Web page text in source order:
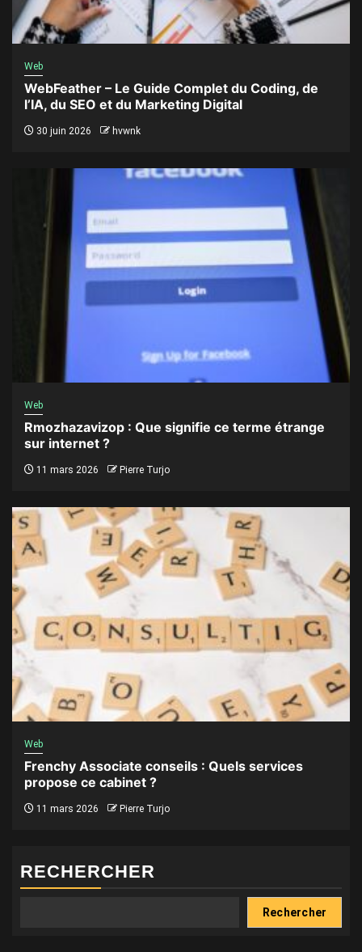
Web
WebFeather – Le Guide Complet du Coding, de
l’IA, du SEO et du Marketing Digital
30 juin 2026 hvwnk
Web
Rmozhazavizop : Que signifie ce terme étrange
sur internet ?
11 mars 2026 Pierre Turjo
Web
Frenchy Associate conseils : Quels services
propose ce cabinet ?
11 mars 2026 Pierre Turjo
RECHERCHER
Rechercher